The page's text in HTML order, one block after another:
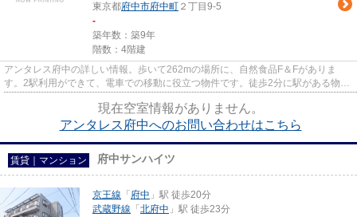
東京都府中市府中町 ２丁目9-5
-
築年数：築9年
階数：4階建
アンタレス府中の詳しい情報。歩いて262mの場所に、自然食品F＆Fがありま
す。2駅利用ができて、電車での移動に役立つ物件です。徒歩2分に駅がある物件
現在空室情報がありません。
アンタレス府中へのお問い合わせはこちら
賃貸｜マンション 府中サンハイツ
京王線 「 府中 」駅 徒歩20分
武蔵野線 「 北府中 」駅 徒歩23分